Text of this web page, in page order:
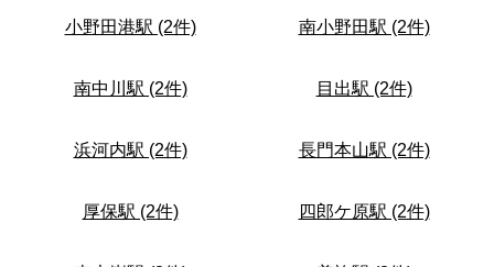
小野田港駅 (2件) 南小野田駅 (2件)
南中川駅 (2件) 目出駅 (2件)
浜河内駅 (2件) 長門本山駅 (2件)
厚保駅 (2件) 四郎ケ原駅 (2件)